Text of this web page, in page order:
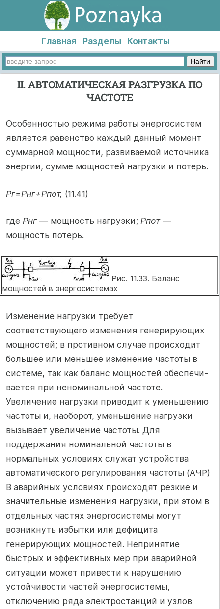
Главная Разделы Контакты
II. АВТОМАТИЧЕСКАЯ РАЗГРУЗКА ПО
ЧАСТОТЕ
Особенностью режима работы энергосистем
является равенство каждый данный момент
суммарной мощности, развиваемой источника
энергии, сумме мощностей нагрузки и потерь.
Рг=Рнг+Рпот, (11.4.1)
где Pнг — мощность нагрузки; Рпот —
мощность потерь.
Рис. 11.33. Баланс
мощностей в энергосистемах
Изменение нагрузки требует
соответствующего изменения генерирующих
мощностей; в противном случае происходит
большее или меньшее изменение частоты в
системе, так как баланс мощностей обеспечи­
вается при неноминальной частоте.
Увеличение нагрузки приводит к уменьшению
частоты и, наоборот, уменьшение нагрузки
вызывает уве­личение частоты. Для
поддержания номинальной частоты в
нормаль­ных условиях служат устройства
автоматического регулирования ча­стоты (АЧР)
В аварийных условиях происходят резкие и
значительные изменения нагрузки, при этом в
отдельных частях энергосистемы могут
возникнуть избытки или дефицита
генерирующих мощностей. Непринятие
быстрых и эффективных мер при аварийной
ситуации может при­вести к нарушению
устойчивости частей энергосистемы,
отключению ряда электростанций и узлов